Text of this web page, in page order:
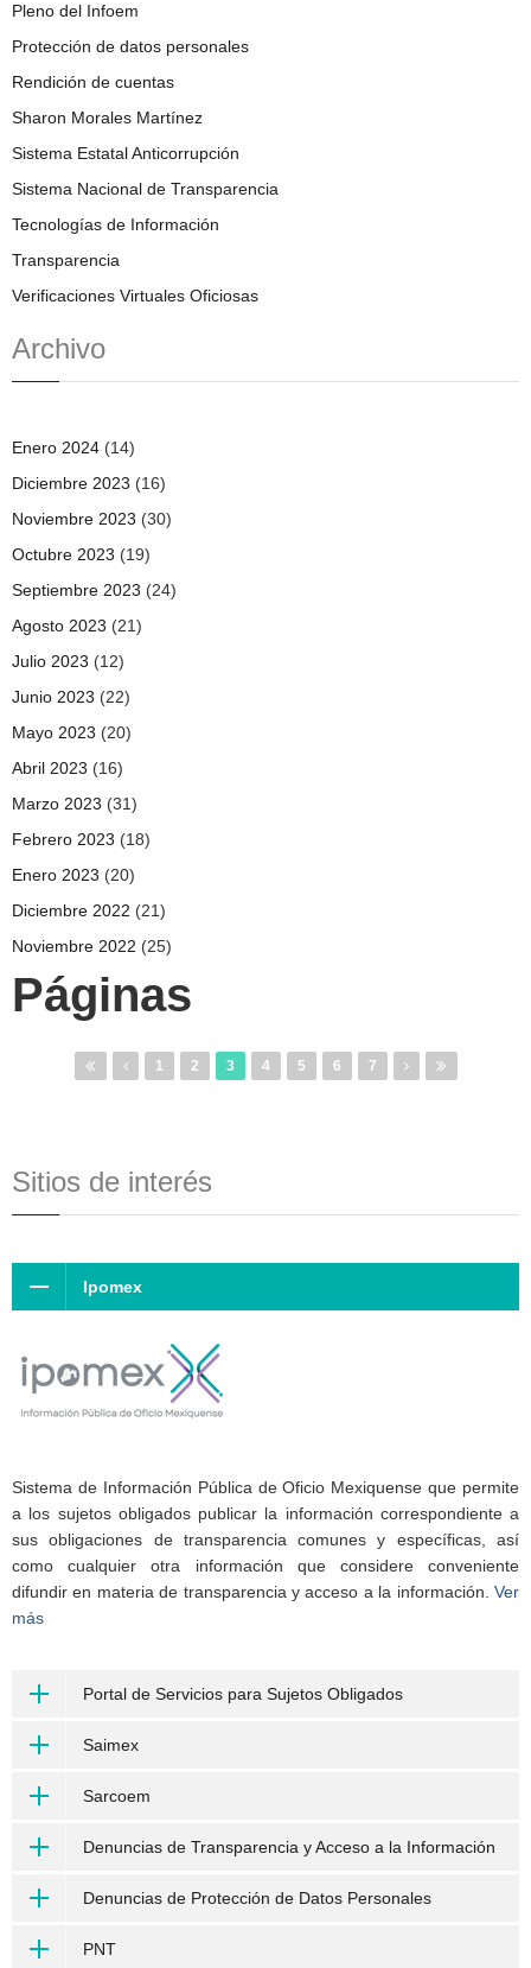
Pleno del Infoem
Protección de datos personales
Rendición de cuentas
Sharon Morales Martínez
Sistema Estatal Anticorrupción
Sistema Nacional de Transparencia
Tecnologías de Información
Transparencia
Verificaciones Virtuales Oficiosas
Archivo
Enero 2024 (14)
Diciembre 2023 (16)
Noviembre 2023 (30)
Octubre 2023 (19)
Septiembre 2023 (24)
Agosto 2023 (21)
Julio 2023 (12)
Junio 2023 (22)
Mayo 2023 (20)
Abril 2023 (16)
Marzo 2023 (31)
Febrero 2023 (18)
Enero 2023 (20)
Diciembre 2022 (21)
Noviembre 2022 (25)
Páginas
1 2 3 4 5 6 7
Sitios de interés
Ipomex
Sistema de Información Pública de Oficio Mexiquense que permite
a los sujetos obligados publicar la información correspondiente a
sus obligaciones de transparencia comunes y específicas, así
como cualquier otra información que considere conveniente
difundir en materia de transparencia y acceso a la información. Ver
más
Portal de Servicios para Sujetos Obligados
Saimex
Sarcoem
Denuncias de Transparencia y Acceso a la Información
Denuncias de Protección de Datos Personales
PNT